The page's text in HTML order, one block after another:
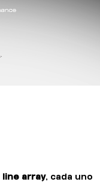
line array, cada uno